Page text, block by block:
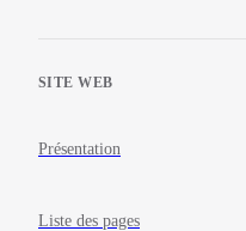
SITE WEB
Présentation
Liste des pages